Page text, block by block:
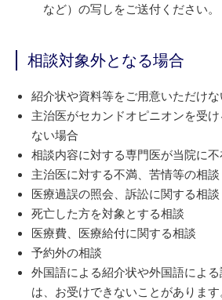
など）の写しをご送付ください。
相談対象外となる場合
紹介状や資料等をご用意いただけ
主治医がセカンドオピニオンを受
ない場合
相談内容に対する専門医が当院に
主治医に対する不満、苦情等の相談
医療過誤の照会、訴訟に関する相談
死亡した方を対象とする相談
医療費、医療給付に関する相談
予約外の相談
外国語による紹介状や外国語によ
は、お受けできないことがあります